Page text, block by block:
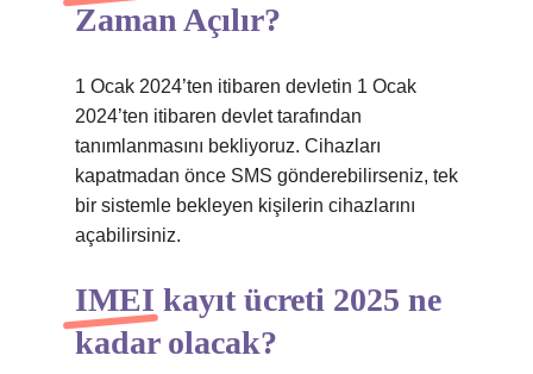
Zaman Açılır?
1 Ocak 2024’ten itibaren devletin 1 Ocak
2024’ten itibaren devlet tarafından
tanımlanmasını bekliyoruz. Cihazları
kapatmadan önce SMS gönderebilirseniz, tek
bir sistemle bekleyen kişilerin cihazlarını
açabilirsiniz.
IMEI kayıt ücreti 2025 ne
kadar olacak?